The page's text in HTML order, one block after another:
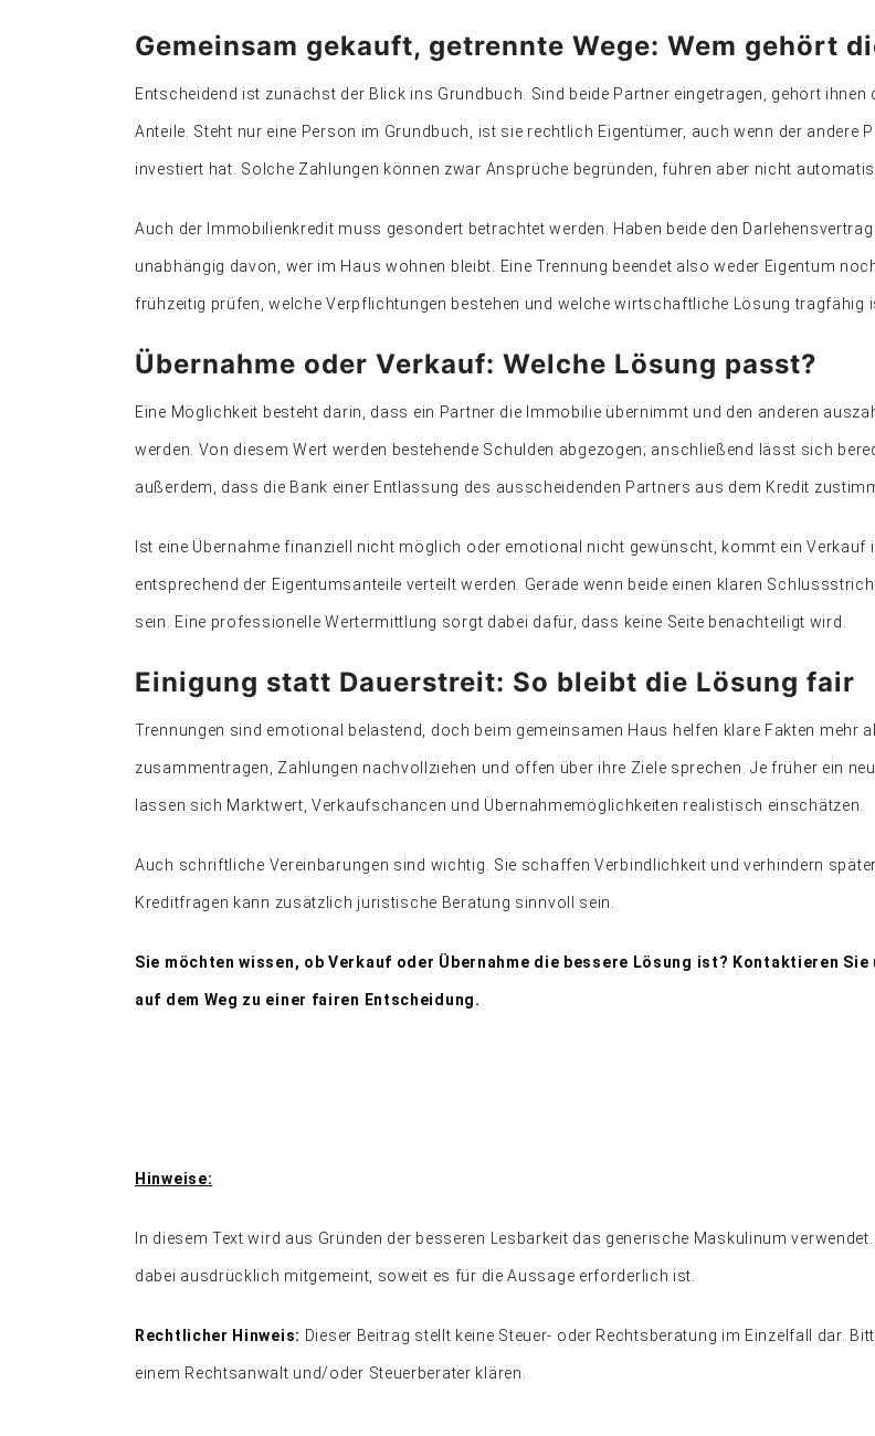
Gemeinsam gekauft, getrennte Wege: Wem gehört
Entscheidend ist zunächst der Blick ins Grundbuch. Sind beide Partner eingetragen, gehört
Anteile. Steht nur eine Person im Grundbuch, ist sie rechtlich Eigentümer, auch wenn der andere
investiert hat. Solche Zahlungen können zwar Ansprüche begründen, führen aber nicht
Auch der Immobilienkredit muss gesondert betrachtet werden. Haben beide den
unabhängig davon, wer im Haus wohnen bleibt. Eine Trennung beendet also weder Eigentum
frühzeitig prüfen, welche Verpflichtungen bestehen und welche wirtschaftliche Lösung tragfähig
Übernahme oder Verkauf: Welche Lösung passt?
Eine Möglichkeit besteht darin, dass ein Partner die Immobilie übernimmt und den anderen
werden. Von diesem Wert werden bestehende Schulden abgezogen; anschließend lässt sich
außerdem, dass die Bank einer Entlassung des ausscheidenden Partners aus dem Kredit
Ist eine Übernahme finanziell nicht möglich oder emotional nicht gewünscht, kommt ein Verkauf
entsprechend der Eigentumsanteile verteilt werden. Gerade wenn beide einen klaren
sein. Eine professionelle Wertermittlung sorgt dabei dafür, dass keine Seite benachteiligt wird.
Einigung statt Dauerstreit: So bleibt die Lösung fair
Trennungen sind emotional belastend, doch beim gemeinsamen Haus helfen klare Fakten mehr
zusammentragen, Zahlungen nachvollziehen und offen über ihre Ziele sprechen. Je früher ein
lassen sich Marktwert, Verkaufschancen und Übernahmemöglichkeiten realistisch einschätzen.
Auch schriftliche Vereinbarungen sind wichtig. Sie schaffen Verbindlichkeit und verhindern
Kreditfragen kann zusätzlich juristische Beratung sinnvoll sein.
Sie möchten wissen, ob Verkauf oder Übernahme die bessere Lösung ist? Kontaktieren
auf dem Weg zu einer fairen Entscheidung.
Hinweise:
In diesem Text wird aus Gründen der besseren Lesbarkeit das generische Maskulinum
dabei ausdrücklich mitgemeint, soweit es für die Aussage erforderlich ist.
Rechtlicher Hinweis: Dieser Beitrag stellt keine Steuer- oder Rechtsberatung im Einzelfall dar.
einem Rechtsanwalt und/oder Steuerberater klären.